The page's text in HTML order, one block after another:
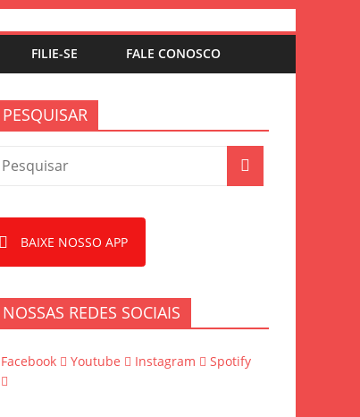
FILIE-SE FALE CONOSCO
PESQUISAR
BAIXE NOSSO APP
NOSSAS REDES SOCIAIS
Facebook Youtube Instagram Spotify